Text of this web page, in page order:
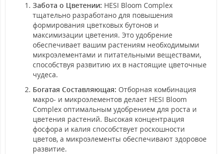
Забота о Цветении: HESI Bloom Complex
тщательно разработано для повышения
формирования цветковых бутонов и
максимизации цветения. Это удобрение
обеспечивает вашим растениям необходимыми
микроэлементами и питательными веществами,
способствуя развитию их в настоящие цветочные
чудеса.
Богатая Составляющая: Отборная комбинация
макро- и микроэлементов делает HESI Bloom
Complex оптимальным удобрением для роста и
цветения растений. Высокая концентрация
фосфора и калия способствует роскошности
цветов, а микроэлементы обеспечивают здоровое
развитие.